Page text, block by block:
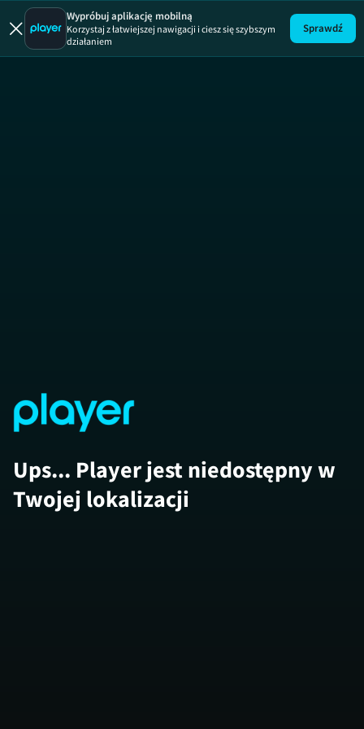
Wypróbuj aplikację mobilną
Korzystaj z łatwiejszej nawigacji i ciesz się szybszym
działaniem
Sprawdź
Ups... Player jest niedostępny w
Twojej lokalizacji